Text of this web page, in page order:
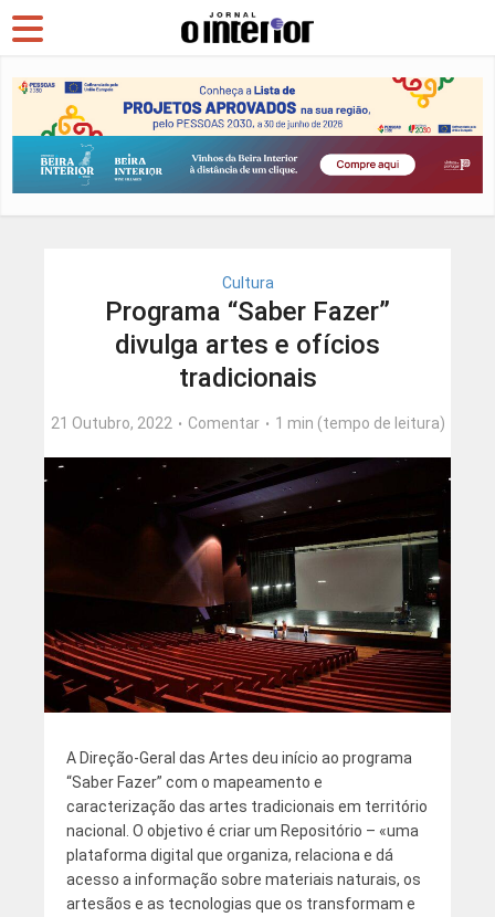
Cultura
Programa “Saber Fazer”
divulga artes e ofícios
tradicionais
21 Outubro, 2022 Comentar 1 min (tempo de leitura)
A Direção-Geral das Artes deu início ao programa
“Saber Fazer” com o mapeamento e
caracterização das artes tradicionais em território
nacional. O objetivo é criar um Repositório – «uma
plataforma digital que organiza, relaciona e dá
acesso a informação sobre materiais naturais, os
artesãos e as tecnologias que os transformam e